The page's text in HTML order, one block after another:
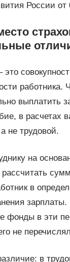
России
это
работника.
выплатить
в расчетах
не трудовой.
на
рассчитать
в
фонды в эти
не
в